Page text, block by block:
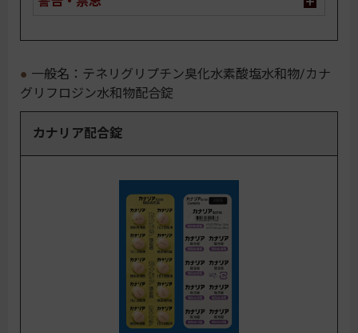
一般名：テネリグリプチン臭化水素酸塩水和物/カナ
グリフロジン水和物配合錠
カナリア配合錠